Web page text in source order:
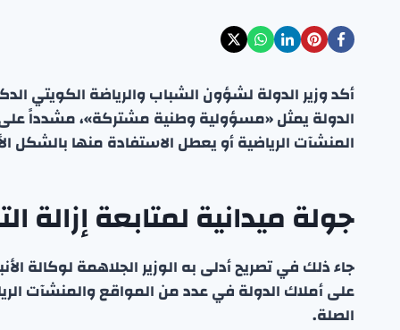
أكد وزير الدولة لشؤون الشباب والرياضة الكويتي
الدولة يمثل «مسؤولية وطنية مشتركة»، مشدداً
المنشآت الرياضية أو يعطل الاستفادة منها بالشكل
جولة ميدانية لمتابعة إزالة
جاء ذلك في تصريح أدلى به الوزير الجلاهمة لوكالة
على أملاك الدولة في عدد من المواقع والمنشآت
الصلة.